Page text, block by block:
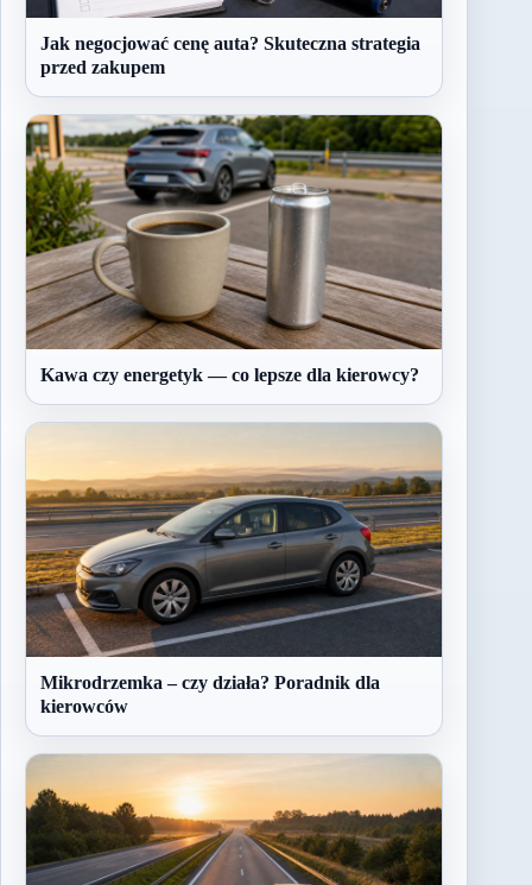
Jak negocjować cenę auta? Skuteczna strategia
przed zakupem
Kawa czy energetyk — co lepsze dla kierowcy?
Mikrodrzemka – czy działa? Poradnik dla
kierowców